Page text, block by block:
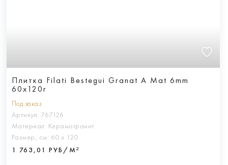
Плитка Filati Bestegui Granat A Mat 6mm
60x120r
Под заказ
Артикул: 767126
Материал: Керамогранит
Размер, см: 60 х 120
1 763,01 РУБ/М²